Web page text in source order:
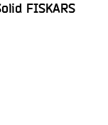
FISKARS